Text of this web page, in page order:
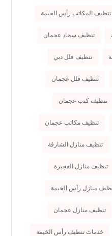
تنظيف المكاتب رأس الخيمة
تنظيف سجاد عجمان
تنظيف فلل دبي
تنظيف فلل عجمان
تنظيف كنب عجمان
تنظيف مكاتب عجمان
تنظيف منازل الشارقة
تنظيف منازل الفجيرة
منازل رأس الخيمة
تنظيف منازل عجمان
خدمات تنظيف رأس الخيمة